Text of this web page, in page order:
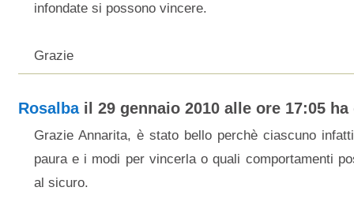
infondate si possono vincere.
Grazie
Rosalbail 29 gennaio 2010 alle ore 17:05 ha
Grazie Annarita, è stato bello perchè ciascuno
paura e i modi per vincerla o quali comportamenti
al sicuro.